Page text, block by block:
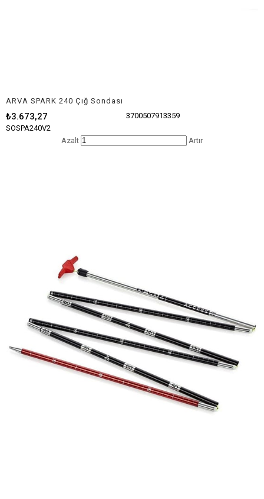
ARVA SPARK 240 Çığ Sondası
₺3.673,27
SOSPA240V2
3700507913359
Azalt Artır